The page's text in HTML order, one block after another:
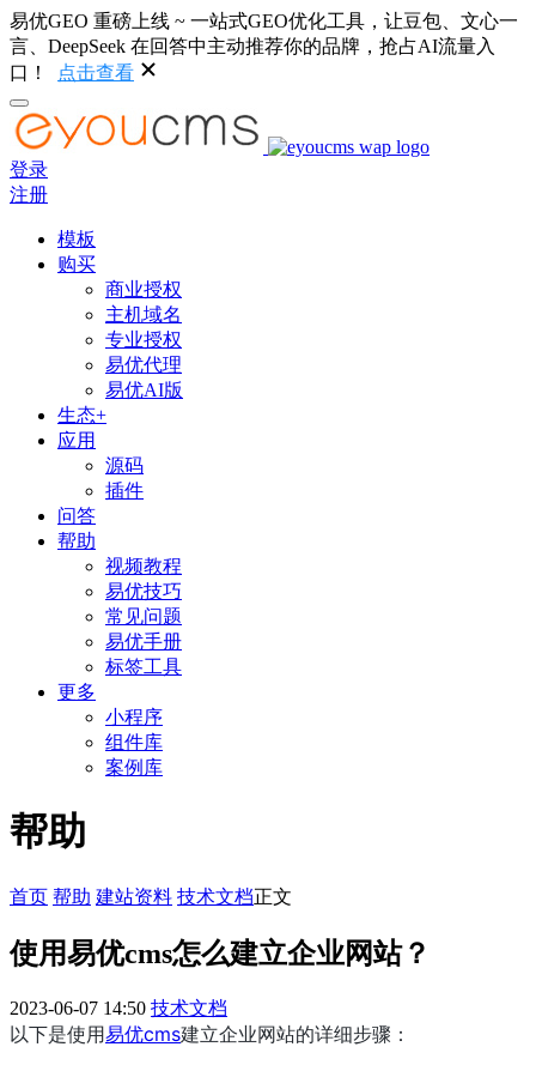
易优GEO 重磅上线 ~ 一站式GEO优化工具，让豆包、文心一
言、DeepSeek 在回答中主动推荐你的品牌，抢占AI流量入
口！
点击查看
登录
注册
模板
购买
商业授权
主机域名
专业授权
易优代理
易优AI版
生态+
应用
源码
插件
问答
帮助
视频教程
易优技巧
常见问题
易优手册
标签工具
更多
小程序
组件库
案例库
帮助
首页 帮助 建站资料 技术文档正文
使用易优cms怎么建立企业网站？
2023-06-07 14:50 技术文档
以下是使用易优cms建立企业网站的详细步骤：